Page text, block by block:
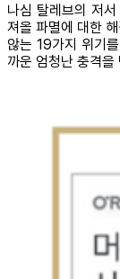
나심 탈레브의 저
져올 파멸에 대한
않는 19가지 위기
까운 엄청난 충격